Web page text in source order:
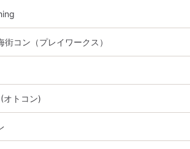
コン（プレイワークス）
オトコン)